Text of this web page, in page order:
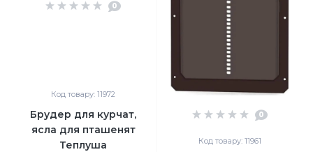
0
Код товару: 11972
Брудер для курчат,
ясла для пташенят
Теплуша
0
Код товару: 11961